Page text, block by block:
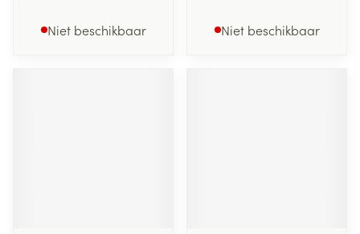
Niet beschikbaar Niet beschikbaar